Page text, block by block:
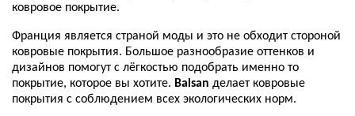
ковровое покрытие.
Франция является страной моды и это не обходит стороной
ковровые покрытия. Большое разнообразие оттенков и
дизайнов помогут с лёгкостью подобрать именно то
покрытие, которое вы хотите. Balsan делает ковровые
покрытия с соблюдением всех экологических норм.